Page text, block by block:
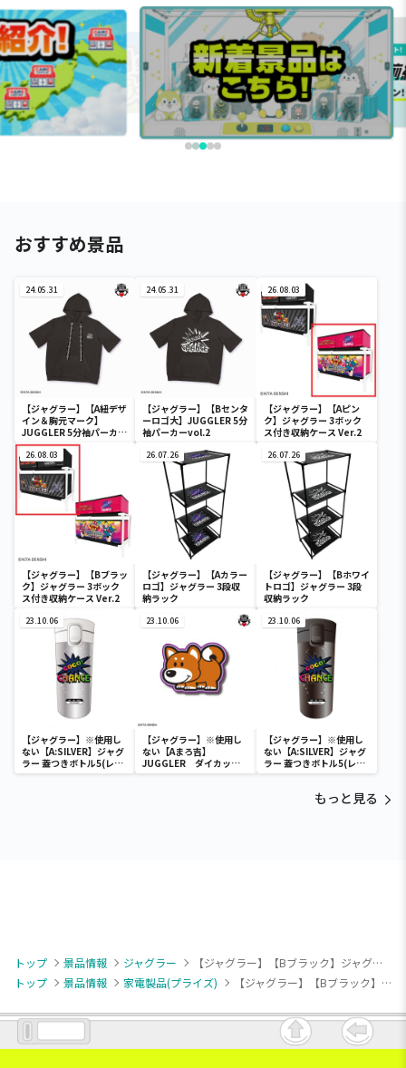
おすすめ景品
24.05.31
【ジャグラー】【A紐デザ
イン＆胸元マーク】
JUGGLER 5分袖パーカー
vol.2
24.05.31
【ジャグラー】【Bセンタ
ーロゴ大】JUGGLER 5分
袖パーカーvol.2
26.08.03
【ジャグラー】【Aピン
ク】ジャグラー 3ボック
ス付き収納ケース Ver.2
26.08.03
【ジャグラー】【Bブラッ
ク】ジャグラー 3ボック
ス付き収納ケース Ver.2
26.07.26
【ジャグラー】【Aカラー
ロゴ】ジャグラー 3段収
納ラック
26.07.26
【ジャグラー】【Bホワイ
トロゴ】ジャグラー 3段
収納ラック
23.10.06
【ジャグラー】※使用し
ない【A:SILVER】ジャグ
ラー 蓋つきボトル5(レイ
ンボー)
23.10.06
【ジャグラー】※使用し
ない【Aまろ吉】
JUGGLER ダイカット
マットvol.4
23.10.06
【ジャグラー】※使用し
ない【A:SILVER】ジャグ
ラー 蓋つきボトル5(レイ
ンボー)
もっと見る
トップ 景品情報 ジャグラー
【ジャグラー】【Bブラック】ジャグラー ゆらゆら LED ライト加湿器 NEW
トップ
景品情報 家電製品(プライズ) 【ジャグラー】【Bブラック】ジャグラー ゆらゆら LED ライト加湿器 NEW